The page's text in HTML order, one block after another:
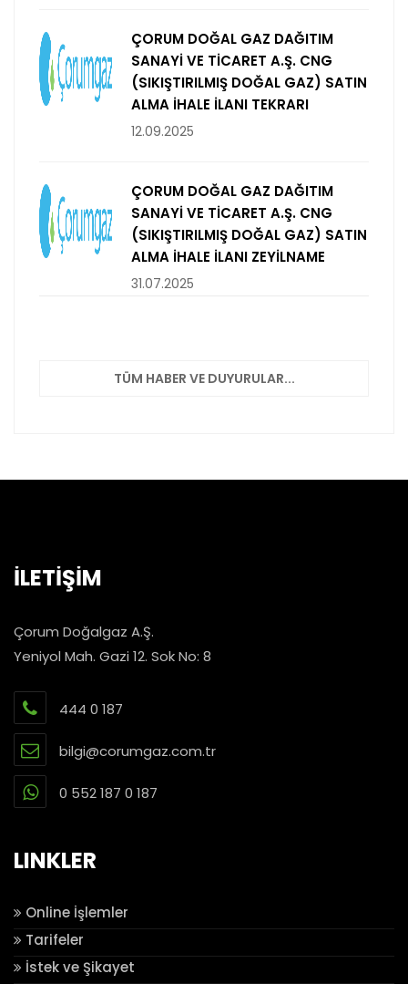
ÇORUM DOĞAL GAZ DAĞITIM
SANAYİ VE TİCARET A.Ş. CNG
(SIKIŞTIRILMIŞ DOĞAL GAZ) SATIN
ALMA İHALE İLANI TEKRARI
12.09.2025
ÇORUM DOĞAL GAZ DAĞITIM
SANAYİ VE TİCARET A.Ş. CNG
(SIKIŞTIRILMIŞ DOĞAL GAZ) SATIN
ALMA İHALE İLANI ZEYİLNAME
31.07.2025
TÜM HABER VE DUYURULAR...
İLETİŞİM
Çorum Doğalgaz A.Ş.
Yeniyol Mah. Gazi 12. Sok No: 8
444 0 187
bilgi@corumgaz.com.tr
0 552 187 0 187
LINKLER
Online İşlemler
Tarifeler
İstek ve Şikayet